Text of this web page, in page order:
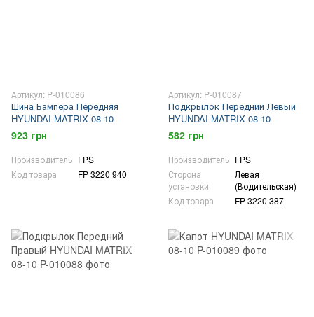
Артикул: P-010086
Шина Бампера Передняя
HYUNDAI MATRIX 08-10
923 грн
Производитель FPS
Код товара
FP 3220 940
Артикул: P-010087
Подкрылок Передний Левый
HYUNDAI MATRIX 08-10
582 грн
Производитель FPS
Сторона
установки
Левая
(Водительская)
Код товара
FP 3220 387